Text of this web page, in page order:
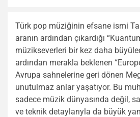
Türk pop müziğinin efsane ismi
aranın ardından çıkardığı
müzikseverleri bir kez daha
ardından merakla beklenen
Avrupa sahnelerine geri dönen
unutulmaz anlar yaşatıyor. Bu
sadece müzik dünyasında değil,
ve teknik detaylarıyla da büyük